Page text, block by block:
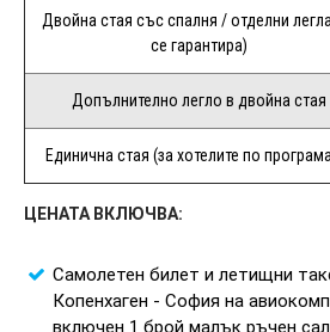
Двойна стая със спалня / отделни
се гарантира)
Допълнително легло в двойна стая
Единична стая (за хотелите по
ЦЕНАТА ВКЛЮЧВА:
Самолетен билет и летищни
Копенхаген - София на
включен 1 брой малък ръчен